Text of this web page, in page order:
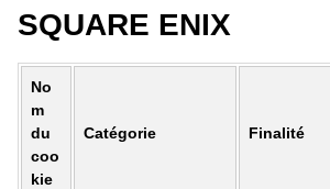
SQUARE ENIX
No
m
du
coo
kie
Catégorie Finalité